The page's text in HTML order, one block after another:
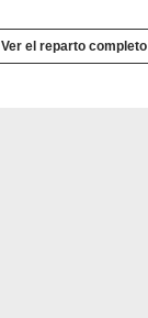
Ver el reparto completo